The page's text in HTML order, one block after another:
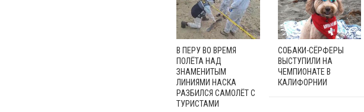
В ПЕРУ ВО ВРЕМЯ
ПОЛЁТА НАД
ЗНАМЕНИТЫМ
ЛИНИЯМИ НАСКА
РАЗБИЛСЯ САМОЛЁТ С
ТУРИСТАМИ
СОБАКИ-СЁРФЕРЫ
ВЫСТУПИЛИ НА
ЧЕМПИОНАТЕ В
КАЛИФОРНИИ